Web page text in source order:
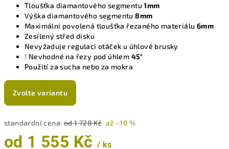
Tloušťka diamantového segmentu1mm
Výška diamantového segmentu8mm
Maximální povolená tloušťka řezaného materiálu 6mm
Zesílený střed disku
Nevyžaduje regulaci otáček u úhlové brusky
! Nevhodné na řezy pod úhlem 45°
Použití za sucha nebo za mokra
Zvolte variantu
standardní cena: od 1 728 Kč až –10 %
od 1 555 Kč / ks